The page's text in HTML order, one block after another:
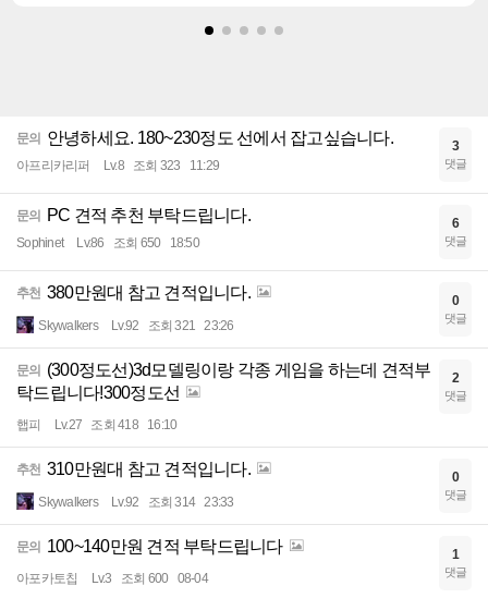
문의 안녕하세요. 180~230정도 선에서 잡고싶습니다.
아프리카리퍼 Lv.8 조회 323 11:29
3
댓글
문의 PC 견적 추천 부탁드립니다.
Sophinet Lv.86 조회 650 18:50
6
댓글
추천 380만원대 참고 견적입니다.
Skywalkers Lv.92 조회 321 23:26
0
댓글
문의
(300정도선)3d모델링이랑 각종 게임을 하는데 견적부
탁드립니다!300정도선
햅피 Lv.27 조회 418 16:10
2
댓글
추천 310만원대 참고 견적입니다.
Skywalkers Lv.92 조회 314 23:33
0
댓글
문의 100~140만원 견적 부탁드립니다
아포카토칩 Lv.3 조회 600 08-04
1
댓글